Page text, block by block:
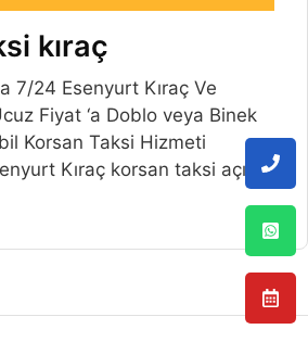
kıraç
7/24 Esenyurt Kıraç Ve
Fiyat ‘a Doblo veya Binek
Korsan Taksi Hizmeti
Kıraç korsan taksi açılış